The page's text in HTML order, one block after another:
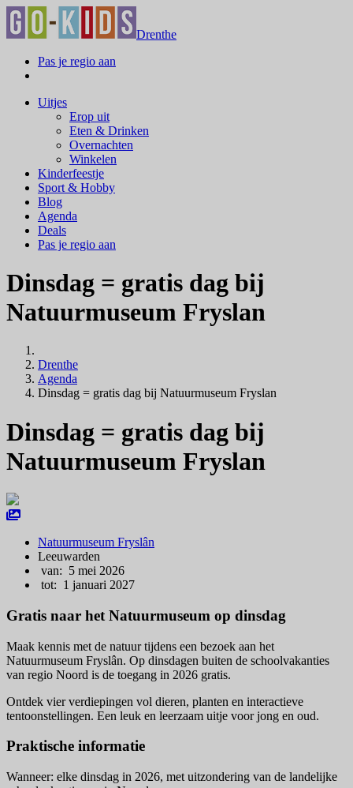
Drenthe
Pas je regio aan
Uitjes
Erop uit
Eten & Drinken
Overnachten
Winkelen
Kinderfeestje
Sport & Hobby
Blog
Agenda
Deals
Pas je regio aan
Dinsdag = gratis dag bij
Natuurmuseum Fryslan
Drenthe
Agenda
Dinsdag = gratis dag bij Natuurmuseum Fryslan
Dinsdag = gratis dag bij
Natuurmuseum Fryslan
Natuurmuseum Fryslân
Leeuwarden
van: 5 mei 2026
tot: 1 januari 2027
Gratis naar het Natuurmuseum op dinsdag
Maak kennis met de natuur tijdens een bezoek aan het
Natuurmuseum Fryslân. Op dinsdagen buiten de schoolvakanties
van regio Noord is de toegang in 2026 gratis.
Ontdek vier verdiepingen vol dieren, planten en interactieve
tentoonstellingen. Een leuk en leerzaam uitje voor jong en oud.
Praktische informatie
Wanneer: elke dinsdag in 2026, met uitzondering van de landelijke